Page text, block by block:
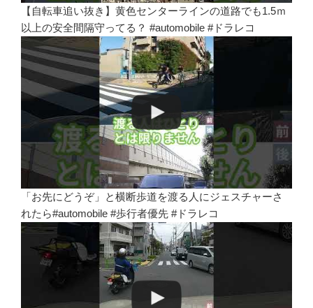
【自転車追い抜き】黄色センターラインの道路でも1.5ｍ
以上の安全間隔守ってる？ #automobile #ドラレコ
「お先にどうぞ」と横断歩道を渡る人にジェスチャーさ
れたら#automobile #歩行者優先 #ドラレコ